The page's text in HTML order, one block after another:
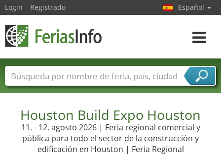
Houston Build Expo Houston
11. - 12. agosto 2026 | Feria regional comercial y
pública para todo el sector de la construcción y
edificación en Houston | Feria Regional
Login Registrado Español
toggle
Nombres de ferias Países
Ciudades
Sectores de proveedor de servicios